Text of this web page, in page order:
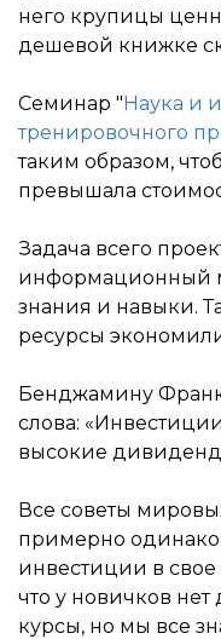
него крупицы
дешевой книжке
Семинар "Наука и
тренировочного
таким образом,
превышала
Задача всего
информационный
знания и навыки.
ресурсы
Бенджамину
слова:
высокие
Все советы
примерно
инвестиции в свое
что у новичков
курсы, но мы все